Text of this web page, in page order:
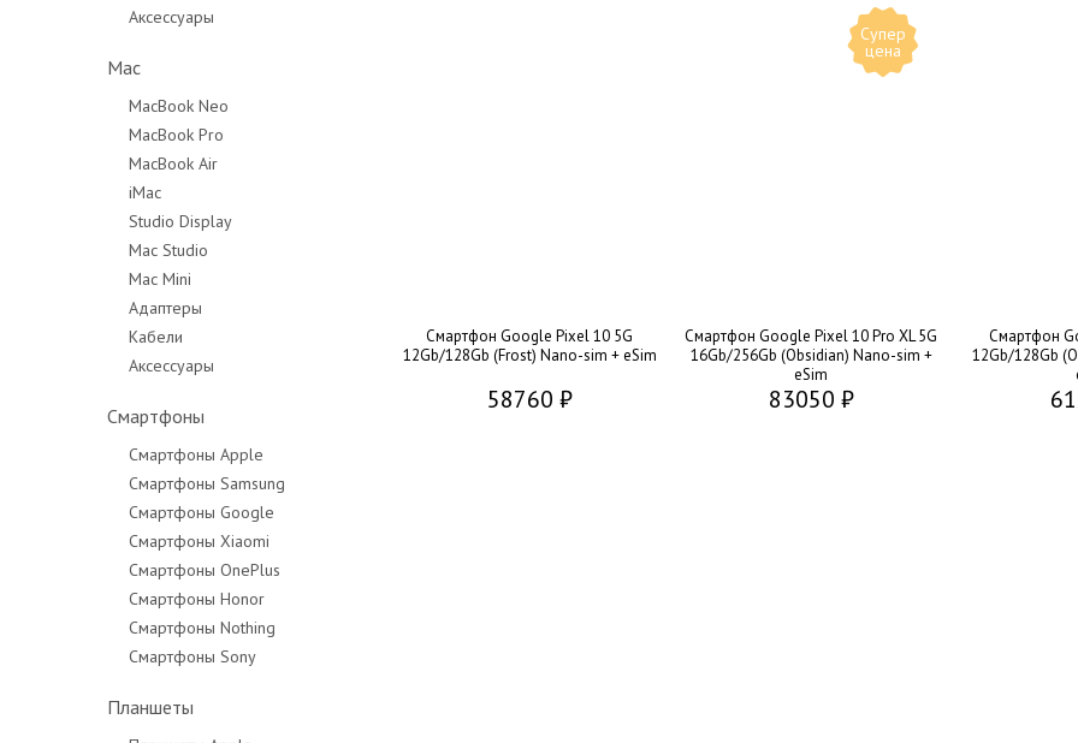
Аксессуары
Mac
MacBook Neo
MacBook Pro
MacBook Pro 14"
MacBook Pro 16"
MacBook Air
iMac
Studio Display
Mac Studio
Mac Mini
Адаптеры
Кабели
Аксессуары
Смартфоны
Смартфоны Apple
Смартфоны Samsung
Смартфоны Google
Смартфоны Xiaomi
Смартфоны OnePlus
Смартфоны Honor
Смартфоны Nothing
Смартфоны Sony
Планшеты
Смартфон Google Pixel 10 5G
12Gb/128Gb (Frost) Nano-sim + eSim
58760 ₽
Супер
цена
Смартфон Google Pixel 10 Pro XL 5G
16Gb/256Gb (Obsidian) Nano-sim +
eSim
83050 ₽
Смартфон
12Gb/128Gb